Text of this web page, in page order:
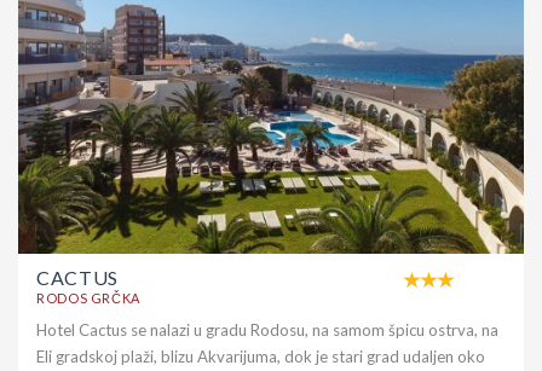
CACTUS
RODOS GRČKA
Hotel Cactus se nalazi u gradu Rodosu, na samom špicu ostrva, na
Eli gradskoj plaži, blizu Akvarijuma, dok je stari grad udaljen oko